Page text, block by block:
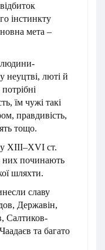
інстинкту
мета –
людини-
неуцтві, люті й
їм чужі такі
правдивість,
тощо.
у XIII–XVI ст.
них починають
шляхти.
славу
Державін,
Салтиков-
та багато